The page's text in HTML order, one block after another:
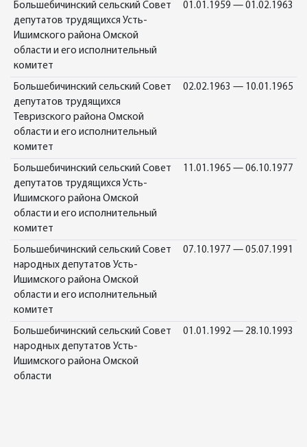
Большебичинский сельский Совет
депутатов трудящихся Усть-
Ишимского района Омской
области и его исполнительный
комитет
01.01.1959 — 01.02.1963
Большебичинский сельский Совет
депутатов трудящихся
Тевризского района Омской
области и его исполнительный
комитет
02.02.1963 — 10.01.1965
Большебичинский сельский Совет
депутатов трудящихся Усть-
Ишимского района Омской
области и его исполнительный
комитет
11.01.1965 — 06.10.1977
Большебичинский сельский Совет
народных депутатов Усть-
Ишимского района Омской
области и его исполнительный
комитет
07.10.1977 — 05.07.1991
Большебичинский сельский Совет
народных депутатов Усть-
Ишимского района Омской
области
01.01.1992 — 28.10.1993